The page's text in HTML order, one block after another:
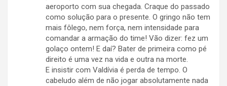
aeroporto com sua chegada. Craque do passado
como solução para o presente. O gringo não tem
mais fôlego, nem força, nem intensidade para
comandar a armação do time! Vão dizer: fez um
golaço ontem! E daí? Bater de primeira como pé
direito é uma vez na vida e outra na morte.
E insistir com Valdívia é perda de tempo. O
cabeludo além de não jogar absolutamente nada